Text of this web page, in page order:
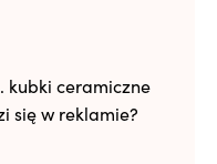
kubki ceramiczne
się w reklamie?